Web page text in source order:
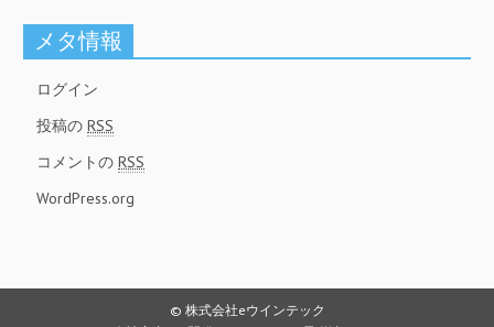
メタ情報
ログイン
投稿の RSS
コメントの RSS
WordPress.org
© 株式会社eウインテック